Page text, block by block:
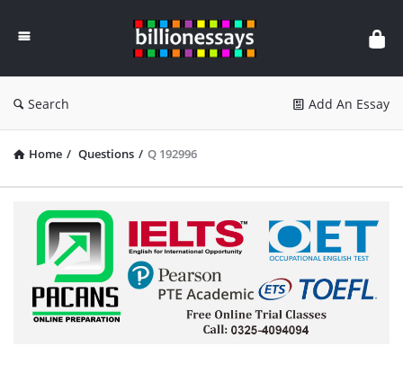
Essays
Search Add An Essay
Home / Questions / Q 192996